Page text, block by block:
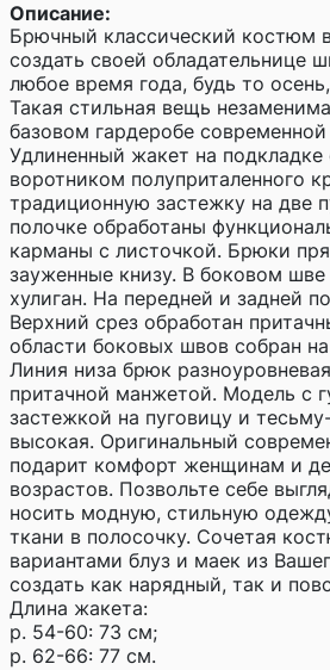
Описание:
Брючный классический костюм
создать своей обладательнице
любое время года, будь то
Такая стильная вещь
базовом гардеробе
Удлиненный жакет на подкладке
воротником полуприталенного
традиционную застежку на две
полочке обработаны
карманы с листочкой. Брюки
зауженные книзу. В боковом
хулиган. На передней и задней
Верхний срез обработан
области боковых швов собран
Линия низа брюк
притачной манжетой. Модель с
застежкой на пуговицу и
высокая. Оригинальный
подарит комфорт женщинам и
возрастов. Позвольте себе
носить модную, стильную
ткани в полосочку. Сочетая
вариантами блуз и маек из
создать как нарядный, так и
Длина жакета:
р. 54-60: 73 см;
р. 62-66: 77 см.